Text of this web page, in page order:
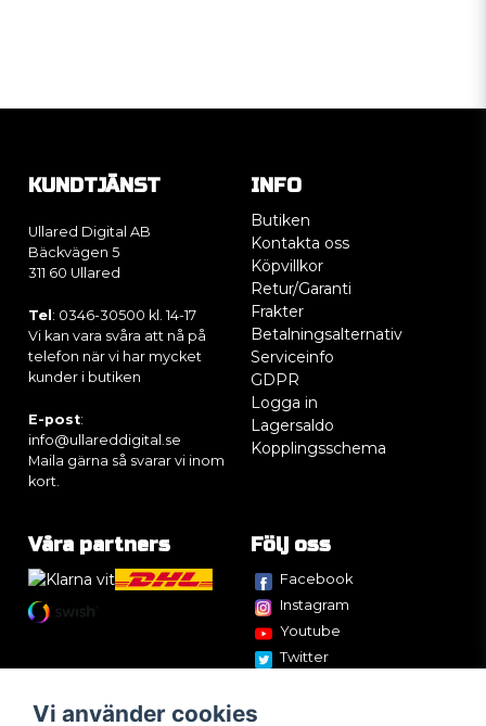
KUNDTJÄNST
Ullared Digital AB
Bäckvägen 5
311 60 Ullared
Tel: 0346-30500 kl. 14-17
Vi kan vara svåra att nå på
telefon när vi har mycket
kunder i butiken
E-post:
info@ullareddigital.se
Maila gärna så svarar vi inom
kort.
INFO
Butiken
Kontakta oss
Köpvillkor
Retur/Garanti
Frakter
Betalningsalternativ
Serviceinfo
GDPR
Logga in
Lagersaldo
Kopplingsschema
Våra partners Följ oss
Facebook
Instagram
Youtube
Twitter
Vi använder cookies